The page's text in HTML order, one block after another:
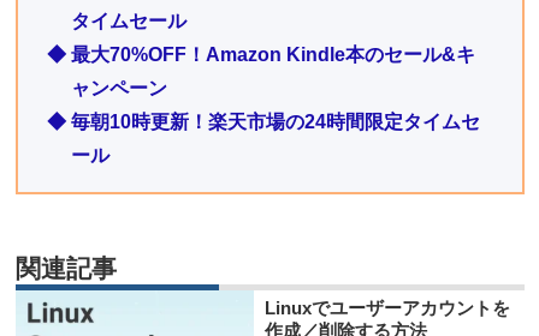
タイムセール
◆ 最大70%OFF！Amazon Kindle本のセール&キ
ャンペーン
◆ 毎朝10時更新！楽天市場の24時間限定タイムセ
ール
関連記事
Linuxでユーザーアカウントを
作成／削除する方法